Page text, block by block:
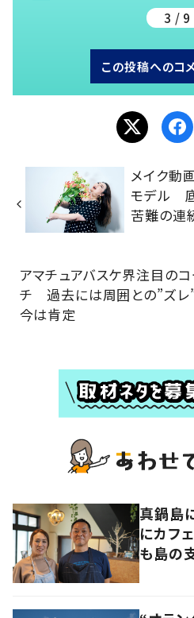
3 / 9
この投稿へのコ
メイク動
モデル
苦難の連
アマチュアバスケ界注目のコ
チ 過去には周囲との”ズレ”
今は肯定
真鍋島
にカフ
も島の